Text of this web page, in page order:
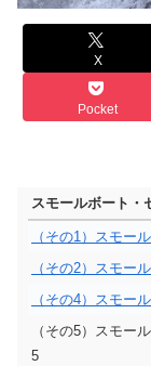
X
Pocket
スモールボート・
（その1）スモー
（その2）スモー
（その4）スモー
（その5）スモー
5